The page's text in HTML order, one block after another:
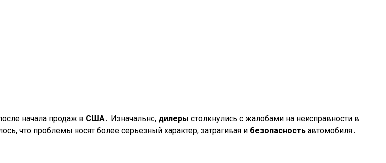
начала продаж в США․ Изначально, дилеры столкнулись с жалобами на неисправности в
что проблемы носят более серьезный характер, затрагивая и безопасность автомобиля․